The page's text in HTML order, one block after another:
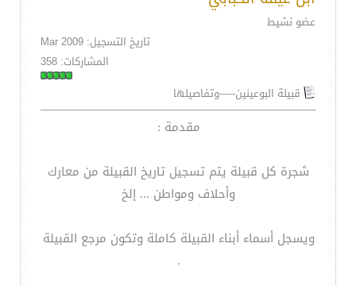
عضو نشيط
تاريخ التسجيل: Mar 2009
المشاركات: 358
قبيلة البوعينين-----وتفاصيلها
مقدمة :
شجرة كل قبيلة يتم تسجيل تاريخ القبيلة من معارك
وأحلاف ومواطن ... إلخ
ويسجل أسماء أبناء القبيلة كاملة وتكون مرجع القبيلة
.